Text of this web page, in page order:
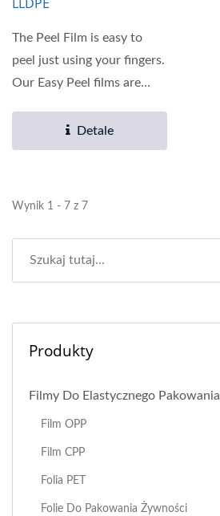
The Peel Film is easy to
peel just using your fingers.
Our Easy Peel films are
Detale
Wynik 1 - 7 z 7
Produkty
Filmy Do Elastycznego Pakowania
Film OPP
Film CPP
Folia PET
Folie Do Pakowania Żywności